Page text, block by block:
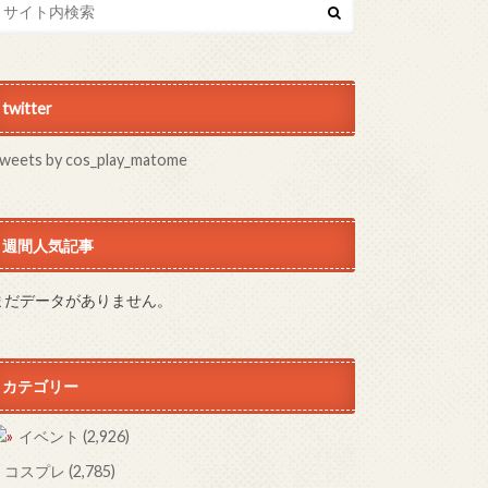
twitter
by cos_play_matome
週間人気記事
だデータがありません。
カテゴリー
イベント (2,926)
コスプレ (2,785)